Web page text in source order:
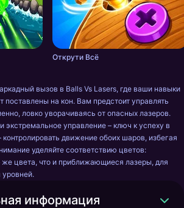
Открути Всё
вызов в Balls Vs Lasers, где ваши навыки
поставлены на кон. Вам предстоит управлять
ловко уворачиваясь от опасных лазеров.
экстремальное управление – ключ к успеху в
движение обоих шаров, избегая
уделяйте соответствию цветов:
же цвета, что и приближающиеся лазеры, для
информация